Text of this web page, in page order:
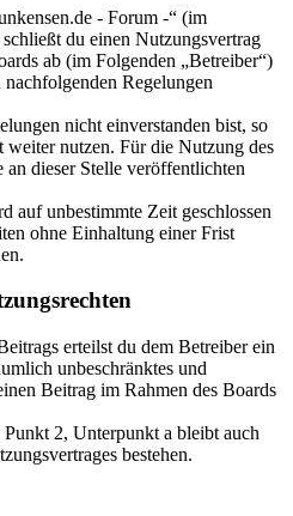
- Forum -“ (im
du einen Nutzungsvertrag
ab (im Folgenden „Betreiber“)
Regelungen
nicht einverstanden bist, so
weiter nutzen. Für die Nutzung des
dieser Stelle veröffentlichten
auf unbestimmte Zeit geschlossen
ohne Einhaltung einer Frist
erteilst du dem Betreiber ein
unbeschränktes und
Beitrag im Rahmen des Boards
2, Unterpunkt a bleibt auch
bestehen.